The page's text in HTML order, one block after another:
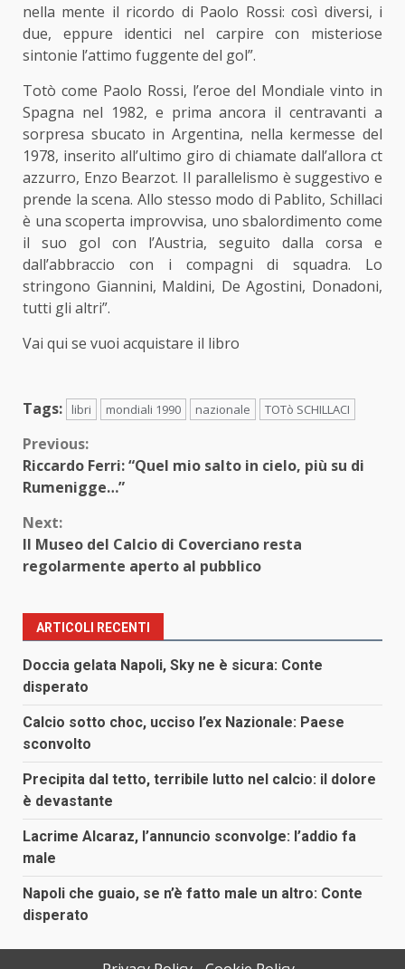
nella mente il ricordo di Paolo Rossi: così diversi, i
due, eppure identici nel carpire con misteriose
sintonie l’attimo fuggente del gol”.
Totò come Paolo Rossi, l’eroe del Mondiale vinto in
Spagna nel 1982, e prima ancora il centravanti a
sorpresa sbucato in Argentina, nella kermesse del
1978, inserito all’ultimo giro di chiamate dall’allora ct
azzurro, Enzo Bearzot. Il parallelismo è suggestivo e
prende la scena. Allo stesso modo di Pablito, Schillaci
è una scoperta improvvisa, uno sbalordimento come
il suo gol con l’Austria, seguito dalla corsa e
dall’abbraccio con i compagni di squadra. Lo
stringono Giannini, Maldini, De Agostini, Donadoni,
tutti gli altri”.
Vai qui se vuoi acquistare il libro
Tags: libri mondiali 1990 nazionale TOTò SCHILLACI
Continue
Reading
Previous:
Riccardo Ferri: “Quel mio salto in cielo, più su di
Rumenigge…”
Next:
Il Museo del Calcio di Coverciano resta
regolarmente aperto al pubblico
ARTICOLI RECENTI
Doccia gelata Napoli, Sky ne è sicura: Conte
disperato
Calcio sotto choc, ucciso l’ex Nazionale: Paese
sconvolto
Precipita dal tetto, terribile lutto nel calcio: il dolore
è devastante
Lacrime Alcaraz, l’annuncio sconvolge: l’addio fa
male
Napoli che guaio, se n’è fatto male un altro: Conte
disperato